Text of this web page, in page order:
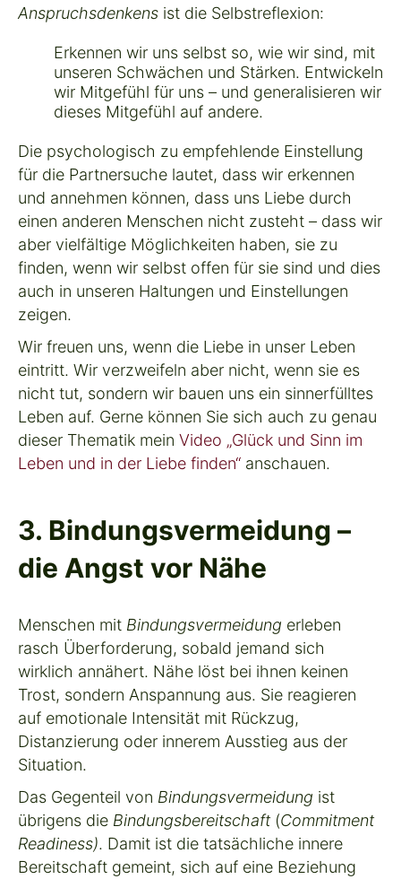
Anspruchsdenkens ist die Selbstreflexion:
Erkennen wir uns selbst so, wie wir sind, mit
unseren Schwächen und Stärken. Entwickeln
wir Mitgefühl für uns – und generalisieren wir
dieses Mitgefühl auf andere.
Die psychologisch zu empfehlende Einstellung
für die Partnersuche lautet, dass wir erkennen
und annehmen können, dass uns Liebe durch
einen anderen Menschen nicht zusteht – dass wir
aber vielfältige Möglichkeiten haben, sie zu
finden, wenn wir selbst offen für sie sind und dies
auch in unseren Haltungen und Einstellungen
zeigen.
Wir freuen uns, wenn die Liebe in unser Leben
eintritt. Wir verzweifeln aber nicht, wenn sie es
nicht tut, sondern wir bauen uns ein sinnerfülltes
Leben auf. Gerne können Sie sich auch zu genau
dieser Thematik mein Video „Glück und Sinn im
Leben und in der Liebe finden“ anschauen.
3. Bindungsvermeidung –
die Angst vor Nähe
Menschen mit Bindungsvermeidung erleben
rasch Überforderung, sobald jemand sich
wirklich annähert. Nähe löst bei ihnen keinen
Trost, sondern Anspannung aus. Sie reagieren
auf emotionale Intensität mit Rückzug,
Distanzierung oder innerem Ausstieg aus der
Situation.
Das Gegenteil von Bindungsvermeidung ist
übrigens die Bindungsbereitschaft (Commitment
Readiness). Damit ist die tatsächliche innere
Bereitschaft gemeint, sich auf eine Beziehung